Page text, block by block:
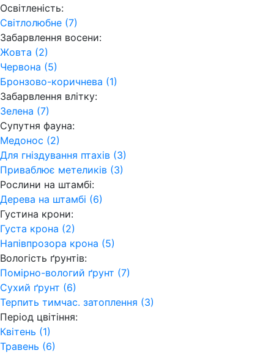
Освітленість:
Світлолюбне (7)
Забарвлення восени:
Жовта (2)
Червона (5)
Бронзово-коричнева (1)
Забарвлення влітку:
Зелена (7)
Супутня фауна:
Медонос (2)
Для гніздування птахів (3)
Приваблює метеликів (3)
Рослини на штамбі:
Дерева на штамбі (6)
Густина крони:
Густа крона (2)
Напівпрозора крона (5)
Вологість ґрунтів:
Помірно-вологий ґрунт (7)
Сухий ґрунт (6)
Терпить тимчас. затоплення (3)
Період цвітіння:
Квітень (1)
Травень (6)